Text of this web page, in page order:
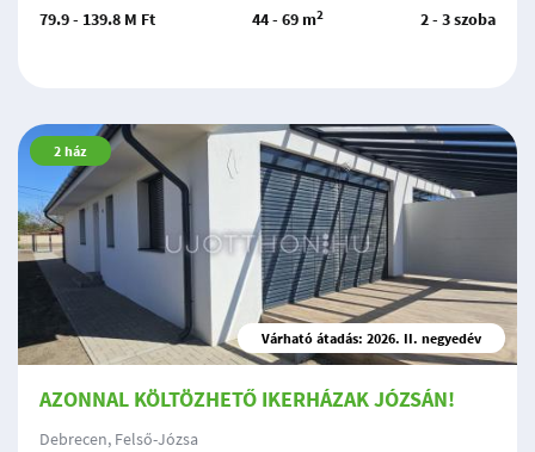
79.9 - 139.8 M Ft
44 - 69 m2 2 - 3 szoba
2 ház
Várható átadás: 2026. II. negyedév
AZONNAL KÖLTÖZHETŐ IKERHÁZAK JÓZSÁN!
Debrecen, Felső-Józsa